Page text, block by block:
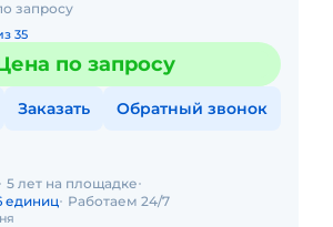
запросу
35
по запросу
Заказать Обратный звонок
5 лет на площадке
единиц Работаем 24/7